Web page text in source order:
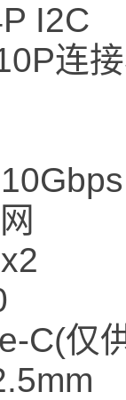
I2C
连
C(仅